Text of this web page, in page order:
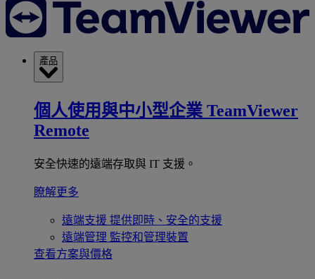
產品
個人使用與中小型企業 TeamViewer
Remote
安全快速的遠端存取與 IT 支援。
瞭解更多
遠端支援 提供即時、安全的支援
遠端管理 監控和管理裝置
查看方案與價格